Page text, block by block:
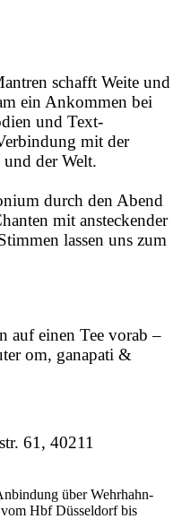
schafft Weite und
ein Ankommen bei
und Text-
mit der
und der Welt.
durch den Abend
mit ansteckender
lassen uns zum
auf einen Tee vorab –
om, ganapati &
61, 40211
über Wehrhahn-
Hbf Düsseldorf bis